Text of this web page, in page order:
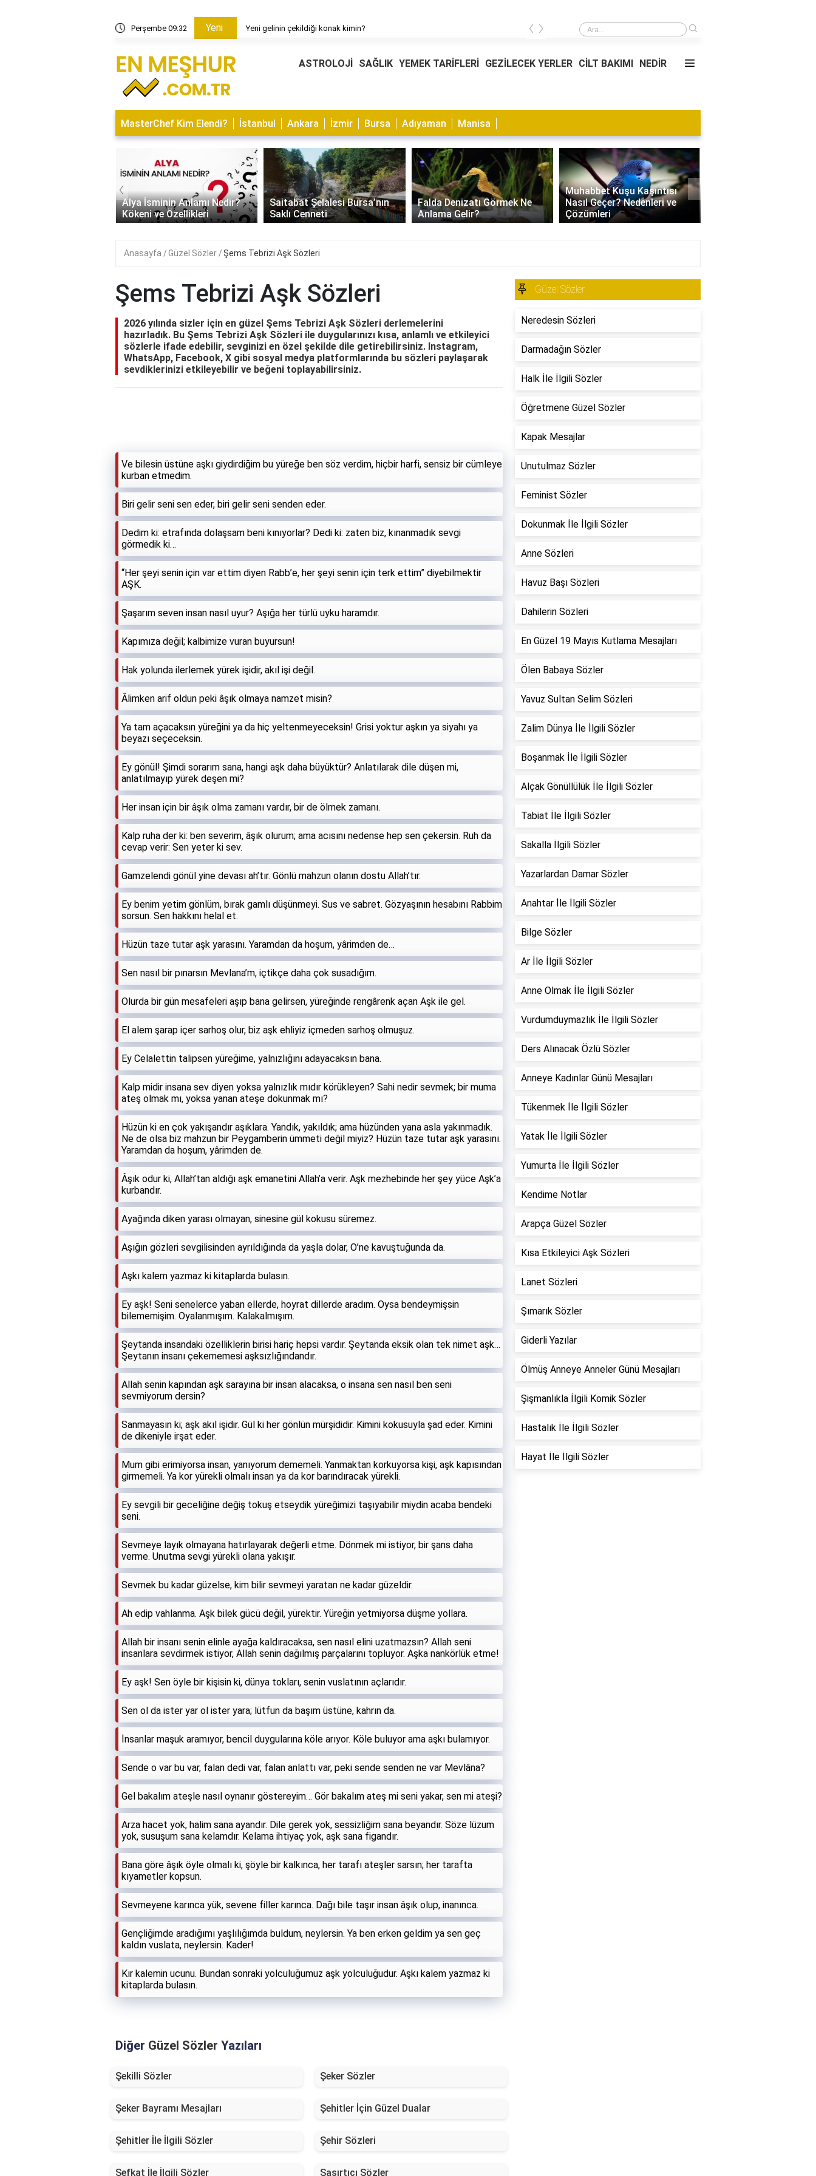
Perşembe 09:32 Yeni Yeni gelinin çekildiği konak kimin? Yeni gelinin çekildiği konak kimin?
‹ ›
ASTROLOJİ SAĞLIK YEMEK TARİFLERİ GEZİLECEK YERLER CİLT BAKIMI NEDİR
MasterChef Kim Elendi? İstanbul Ankara İzmir Bursa Adıyaman Manisa
Saitabat Şelalesi Bursa’nın
Saklı Cenneti
Falda Denizatı Görmek Ne
Anlama Gelir?
Muhabbet Kuşu Kaşıntısı
Nasıl Geçer? Nedenleri ve
Çözümleri
Edamame Nedir? Faydaları,
Tüketimi ve Tarif Önerileri
‹ ›
Anasayfa Güzel Sözler Şems Tebrizi Aşk Sözleri
Şems Tebrizi Aşk Sözleri
2026 yılında sizler için en güzel Şems Tebrizi Aşk Sözleri derlemelerini
hazırladık. Bu Şems Tebrizi Aşk Sözleri ile duygularınızı kısa, anlamlı ve etkileyici
sözlerle ifade edebilir, sevginizi en özel şekilde dile getirebilirsiniz. Instagram,
WhatsApp, Facebook, X gibi sosyal medya platformlarında bu sözleri paylaşarak
sevdiklerinizi etkileyebilir ve beğeni toplayabilirsiniz.
Ve bilesin üstüne aşkı giydirdiğim bu yüreğe ben söz verdim, hiçbir harfi, sensiz bir cümleye
kurban etmedim.
Biri gelir seni sen eder, biri gelir seni senden eder.
Dedim ki: etrafında dolaşsam beni kınıyorlar? Dedi ki: zaten biz, kınanmadık sevgi
görmedik ki…
“Her şeyi senin için var ettim diyen Rabb’e, her şeyi senin için terk ettim” diyebilmektir
AŞK.
Şaşarım seven insan nasıl uyur? Aşığa her türlü uyku haramdır.
Kapımıza değil; kalbimize vuran buyursun!
Hak yolunda ilerlemek yürek işidir, akıl işi değil.
Âlimken arif oldun peki âşık olmaya namzet misin?
Ya tam açacaksın yüreğini ya da hiç yeltenmeyeceksin! Grisi yoktur aşkın ya siyahı ya
beyazı seçeceksin.
Ey gönül! Şimdi sorarım sana, hangi aşk daha büyüktür? Anlatılarak dile düşen mi,
anlatılmayıp yürek deşen mi?
Her insan için bir âşık olma zamanı vardır, bir de ölmek zamanı.
Kalp ruha der ki: ben severim, âşık olurum; ama acısını nedense hep sen çekersin. Ruh da
cevap verir: Sen yeter ki sev.
Gamzelendi gönül yine devası ah’tır. Gönlü mahzun olanın dostu Allah’tır.
Ey benim yetim gönlüm, bırak gamlı düşünmeyi. Sus ve sabret. Gözyaşının hesabını Rabbim
sorsun. Sen hakkını helal et.
Hüzün taze tutar aşk yarasını. Yaramdan da hoşum, yârimden de…
Sen nasıl bir pınarsın Mevlana’m, içtikçe daha çok susadığım.
Olurda bir gün mesafeleri aşıp bana gelirsen, yüreğinde rengârenk açan Aşk ile gel.
El alem şarap içer sarhoş olur, biz aşk ehliyiz içmeden sarhoş olmuşuz.
Ey Celalettin talipsen yüreğime, yalnızlığını adayacaksın bana.
Kalp midir insana sev diyen yoksa yalnızlık mıdır körükleyen? Sahi nedir sevmek; bir muma
ateş olmak mı, yoksa yanan ateşe dokunmak mı?
Hüzün ki en çok yakışandır aşıklara. Yandık, yakıldık; ama hüzünden yana asla yakınmadık.
Ne de olsa biz mahzun bir Peygamberin ümmeti değil miyiz? Hüzün taze tutar aşk yarasını.
Yaramdan da hoşum, yârimden de.
Âşık odur ki, Allah’tan aldığı aşk emanetini Allah’a verir. Aşk mezhebinde her şey yüce Aşk’a
kurbandır.
Ayağında diken yarası olmayan, sinesine gül kokusu süremez.
Aşığın gözleri sevgilisinden ayrıldığında da yaşla dolar, O’ne kavuştuğunda da.
Aşkı kalem yazmaz ki kitaplarda bulasın.
Ey aşk! Seni senelerce yaban ellerde, hoyrat dillerde aradım. Oysa bendeymişsin
bilememişim. Oyalanmışım. Kalakalmışım.
Şeytanda insandaki özelliklerin birisi hariç hepsi vardır. Şeytanda eksik olan tek nimet aşk…
Şeytanın insanı çekememesi aşksızlığındandır.
Allah senin kapından aşk sarayına bir insan alacaksa, o insana sen nasıl ben seni
sevmiyorum dersin?
Sanmayasın ki; aşk akıl işidir. Gül ki her gönlün mürşididir. Kimini kokusuyla şad eder. Kimini
de dikeniyle irşat eder.
Mum gibi erimiyorsa insan, yanıyorum dememeli. Yanmaktan korkuyorsa kişi, aşk kapısından
girmemeli. Ya kor yürekli olmalı insan ya da kor barındıracak yürekli.
Ey sevgili bir geceliğine değiş tokuş etseydik yüreğimizi taşıyabilir miydin acaba bendeki
seni.
Sevmeye layık olmayana hatırlayarak değerli etme. Dönmek mi istiyor, bir şans daha
verme. Unutma sevgi yürekli olana yakışır.
Sevmek bu kadar güzelse, kim bilir sevmeyi yaratan ne kadar güzeldir.
Ah edip vahlanma. Aşk bilek gücü değil, yürektir. Yüreğin yetmiyorsa düşme yollara.
Allah bir insanı senin elinle ayağa kaldıracaksa, sen nasıl elini uzatmazsın? Allah seni
insanlara sevdirmek istiyor, Allah senin dağılmış parçalarını topluyor. Aşka nankörlük etme!
Ey aşk! Sen öyle bir kişisin ki, dünya tokları, senin vuslatının açlarıdır.
Sen ol da ister yar ol ister yara; lütfun da başım üstüne, kahrın da.
İnsanlar maşuk aramıyor, bencil duygularına köle arıyor. Köle buluyor ama aşkı bulamıyor.
Sende o var bu var, falan dedi var, falan anlattı var, peki sende senden ne var Mevlâna?
Gel bakalım ateşle nasıl oynanır göstereyim… Gör bakalım ateş mi seni yakar, sen mi ateşi?
Arza hacet yok, halim sana ayandır. Dile gerek yok, sessizliğim sana beyandır. Söze lüzum
yok, susuşum sana kelamdır. Kelama ihtiyaç yok, aşk sana figandır.
Bana göre âşık öyle olmalı ki, şöyle bir kalkınca, her tarafı ateşler sarsın; her tarafta
kıyametler kopsun.
Sevmeyene karınca yük, sevene filler karınca. Dağı bile taşır insan âşık olup, inanınca.
Gençliğimde aradığımı yaşlılığımda buldum, neylersin. Ya ben erken geldim ya sen geç
kaldın vuslata, neylersin. Kader!
Kır kalemin ucunu. Bundan sonraki yolculuğumuz aşk yolculuğudur. Aşkı kalem yazmaz ki
kitaplarda bulasın.
Diğer Güzel Sözler Yazıları
Şekilli Sözler Şeker Sözler
Şeker Bayramı Mesajları Şehitler İçin Güzel Dualar
Şehitler İle İlgili Sözler Şehir Sözleri
Şefkat İle İlgili Sözler Şaşırtıcı Sözler
Güzel Sözler
Neredesin Sözleri
Darmadağın Sözler
Halk İle İlgili Sözler
Öğretmene Güzel Sözler
Kapak Mesajlar
Unutulmaz Sözler
Feminist Sözler
Dokunmak İle İlgili Sözler
Anne Sözleri
Havuz Başı Sözleri
Dahilerin Sözleri
En Güzel 19 Mayıs Kutlama Mesajları
Ölen Babaya Sözler
Yavuz Sultan Selim Sözleri
Zalim Dünya İle İlgili Sözler
Boşanmak İle İlgili Sözler
Alçak Gönüllülük İle İlgili Sözler
Tabiat İle İlgili Sözler
Sakalla İlgili Sözler
Yazarlardan Damar Sözler
Anahtar İle İlgili Sözler
Bilge Sözler
Ar İle İlgili Sözler
Anne Olmak İle İlgili Sözler
Vurdumduymazlık İle İlgili Sözler
Ders Alınacak Özlü Sözler
Anneye Kadınlar Günü Mesajları
Tükenmek İle İlgili Sözler
Yatak İle İlgili Sözler
Yumurta İle İlgili Sözler
Kendime Notlar
Arapça Güzel Sözler
Kısa Etkileyici Aşk Sözleri
Lanet Sözleri
Şımarık Sözler
Giderli Yazılar
Ölmüş Anneye Anneler Günü Mesajları
Şişmanlıkla İlgili Komik Sözler
Hastalık İle İlgili Sözler
Hayat İle İlgili Sözler